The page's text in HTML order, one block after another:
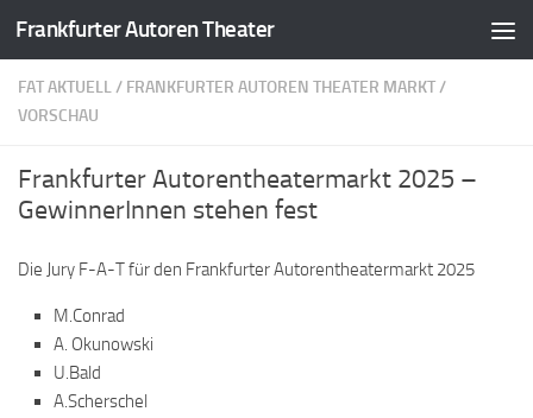
Zum Inhalt springen
Frankfurter Autoren Theater
FAT AKTUELL/ FRANKFURTER AUTOREN THEATER MARKT/
VORSCHAU
Frankfurter Autorentheatermarkt 2025 –
GewinnerInnen stehen fest
Die Jury F-A-T für den Frankfurter Autorentheatermarkt 2025
M.Conrad
A. Okunowski
U.Bald
A.Scherschel